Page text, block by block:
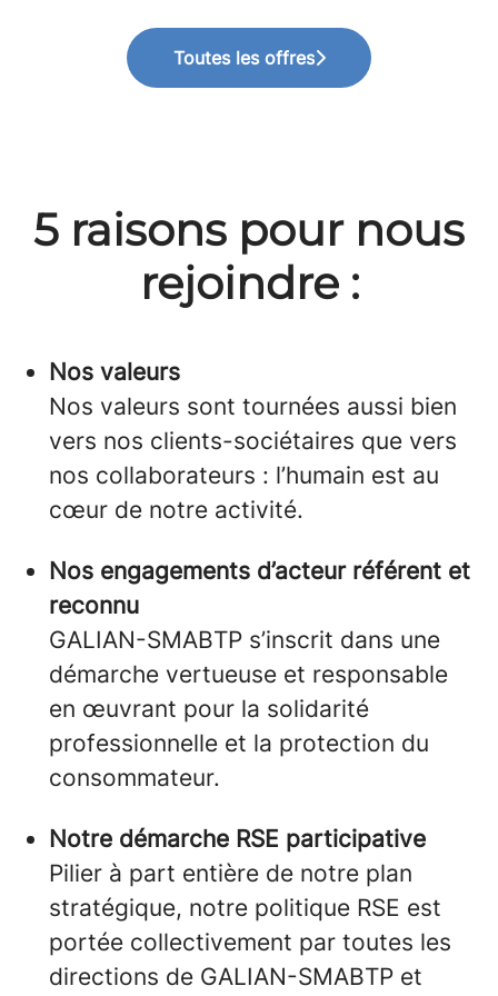
Toutes les offres
5 raisons pour nous
rejoindre :
Nos valeurs
Nos valeurs sont tournées aussi bien
vers nos clients-sociétaires que vers
nos collaborateurs : l’humain est au
cœur de notre activité.
Nos engagements d’acteur référent et
reconnu
GALIAN-SMABTP s’inscrit dans une
démarche vertueuse et responsable
en œuvrant pour la solidarité
professionnelle et la protection du
consommateur.
Notre démarche RSE participative
Pilier à part entière de notre plan
stratégique, notre politique RSE est
portée collectivement par toutes les
directions de GALIAN-SMABTP et